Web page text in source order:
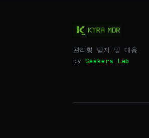
관리형 탐지 및 대응
by Seekers Lab